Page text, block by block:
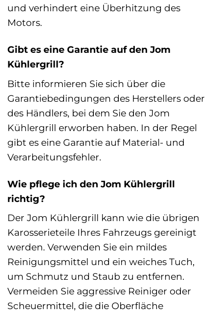
und verhindert eine Überhitzung des
Motors.
Gibt es eine Garantie auf den Jom
Kühlergrill?
Bitte informieren Sie sich über die
Garantiebedingungen des Herstellers oder
des Händlers, bei dem Sie den Jom
Kühlergrill erworben haben. In der Regel
gibt es eine Garantie auf Material- und
Verarbeitungsfehler.
Wie pflege ich den Jom Kühlergrill
richtig?
Der Jom Kühlergrill kann wie die übrigen
Karosserieteile Ihres Fahrzeugs gereinigt
werden. Verwenden Sie ein mildes
Reinigungsmittel und ein weiches Tuch,
um Schmutz und Staub zu entfernen.
Vermeiden Sie aggressive Reiniger oder
Scheuermittel, die die Oberfläche